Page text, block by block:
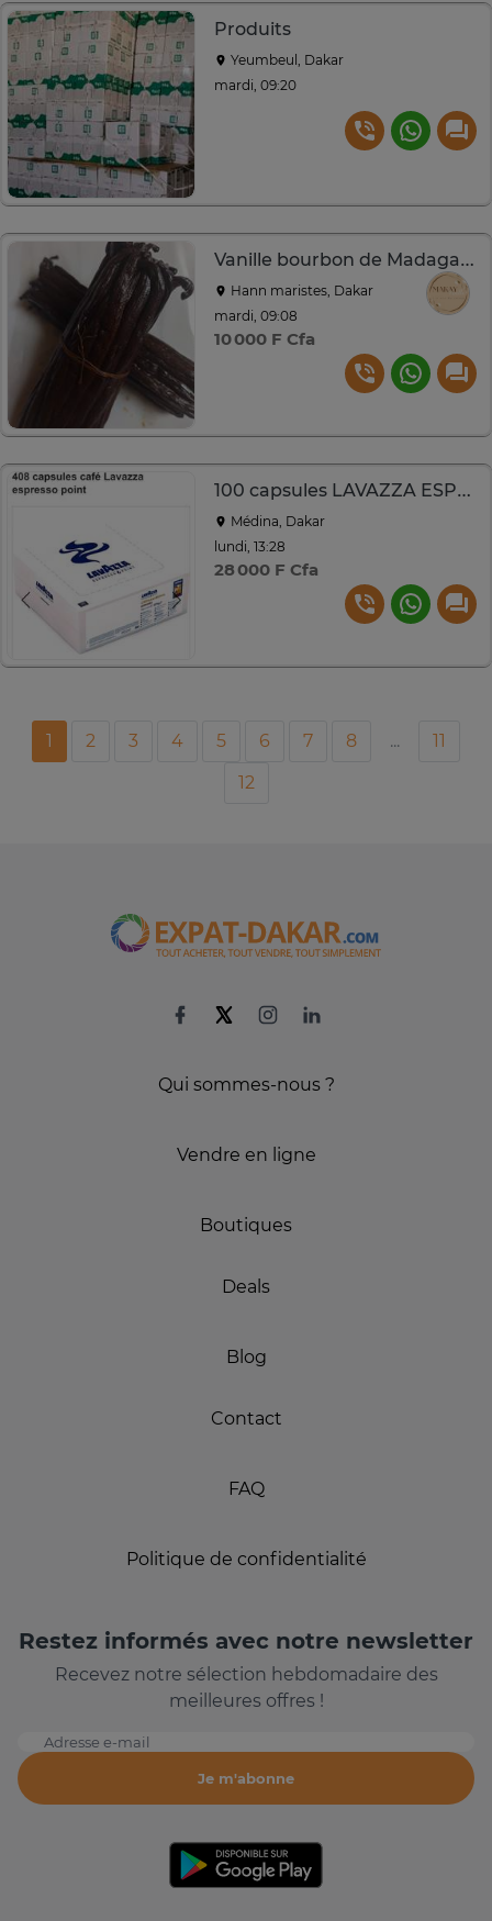
Produits
Yeumbeul, Dakar
mardi, 09:20
Vanille bourbon de Madagascar
Hann maristes, Dakar
mardi, 09:08
10 000 F Cfa
100 capsules LAVAZZA ESPRESSO POINT N°408
Médina, Dakar
lundi, 13:28
28 000 F Cfa
1 2 3 4 5 6 7 8 ...
11
12
Qui sommes-nous ?
Vendre en ligne
Boutiques
Deals
Blog
Contact
FAQ
Politique de confidentialité
Restez informés avec notre newsletter
Recevez notre sélection hebdomadaire des
meilleures offres !
Adresse e-mail
Je m'abonne